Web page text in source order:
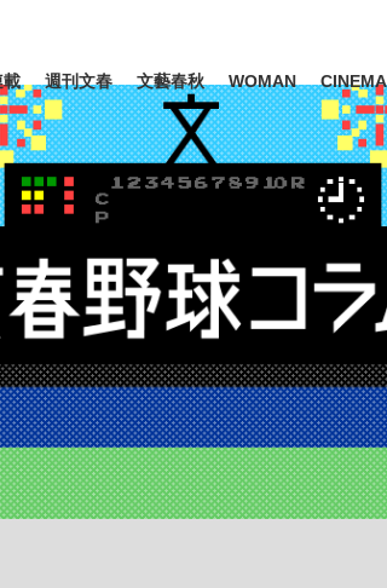
メ ライフ ビジネス
表監督に... 「最悪の空気のまま解
観る将棋
載 週刊文春 文藝春秋 WOMAN CINEMA
キーワード入力
苗 #後藤真希 #森岡毅 #城彰二 #内田